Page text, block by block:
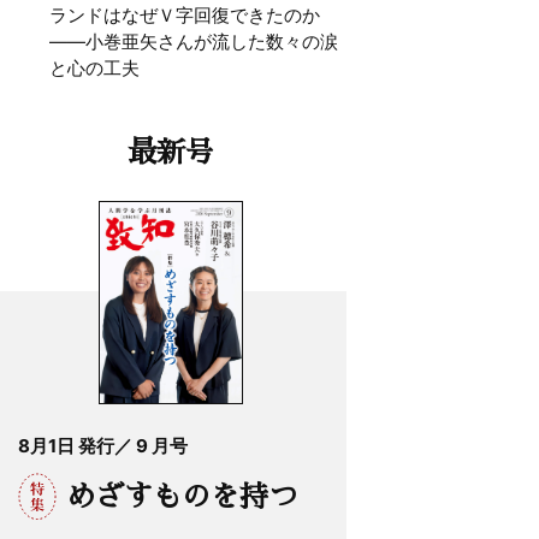
ランドはなぜＶ字回復できたのか
——小巻亜矢さんが流した数々の涙
と心の工夫
最新号
8月1日 発行／ 9 月号
めざすものを持つ